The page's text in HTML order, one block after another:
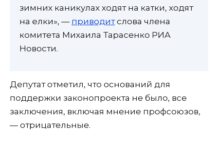
зимних каникулах ходят на катки, ходят
на елки», — приводитслова члена
комитета Михаила Тарасенко РИА
Новости.
Депутат отметил, что оснований для
поддержки законопроекта не было, все
заключения, включая мнение профсоюзов,
— отрицательные.